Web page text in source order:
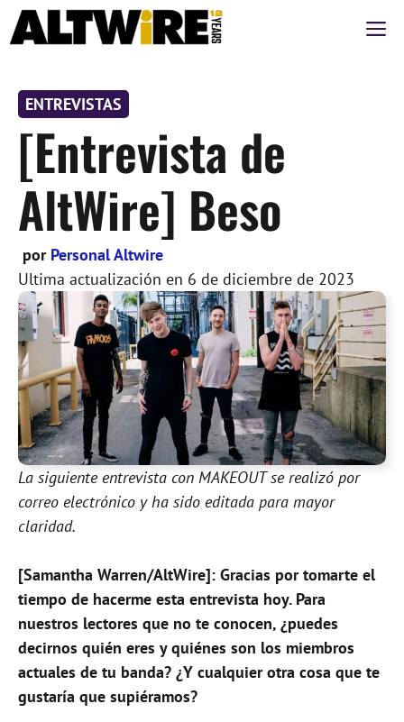
Saltar
al
ENTREVISTAS
[Entrevista de
AltWire] Beso
por Personal Altwire
Ultima actualización en 6 de diciembre de 2023
La siguiente entrevista con MAKEOUT se realizó por
correo electrónico y ha sido editada para mayor
claridad.
[Samantha Warren/AltWire]: Gracias por tomarte el
tiempo de hacerme esta entrevista hoy. Para
nuestros lectores que no te conocen, ¿puedes
decirnos quién eres y quiénes son los miembros
actuales de tu banda? ¿Y cualquier otra cosa que te
gustaría que supiéramos?